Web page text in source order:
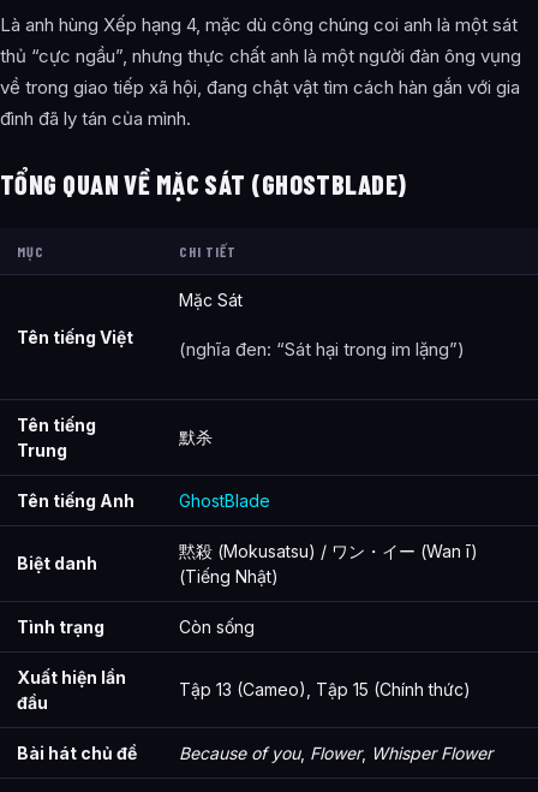
Cuộc tấn công của Cuồng Hoan (Carnival)
Sự kiện Phế tích
Hậu quả
Câu nói ấn tượng
Đánh giá từ nhân vật khác
Thông tin bên lề
Hình ảnh về Mặc Sát (Ghostblade)
Bài Viết Liên Quan
Câu Hỏi Thường Gặp
Thông tin về Mặc Sát (Ghostblade) được tổng hợp từ đâu?
Là anh hùng Xếp hạng 4, mặc dù công chúng coi anh là một sát
thủ “cực ngầu”, nhưng thực chất anh là một người đàn ông vụng
về trong giao tiếp xã hội, đang chật vật tìm cách hàn gắn với gia
đình đã ly tán của mình.
TỔNG QUAN VỀ MẶC SÁT (GHOSTBLADE)
MỤC CHI TIẾT
Tên tiếng Việt
Mặc Sát
(nghĩa đen: “Sát hại trong im lặng”)
Tên tiếng
Trung
默杀
Tên tiếng Anh GhostBlade
Biệt danh
黙殺 (Mokusatsu) / ワン・イー (Wan ī)
(Tiếng Nhật)
Tình trạng Còn sống
Xuất hiện lần
đầu
Tập 13 (Cameo), Tập 15 (Chính thức)
Bài hát chủ đề Because of you, Flower, Whisper Flower